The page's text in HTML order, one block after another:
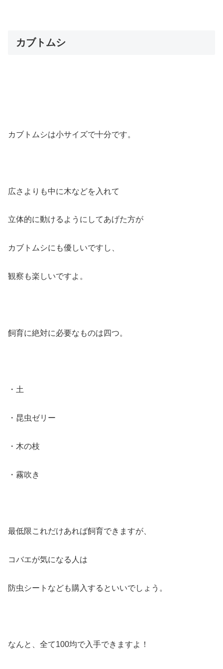
カブトムシ
カブトムシは小サイズで十分です。
広さよりも中に木などを入れて
立体的に動けるようにしてあげた方が
カブトムシにも優しいですし、
観察も楽しいですよ。
飼育に絶対に必要なものは四つ。
・土
・昆虫ゼリー
・木の枝
・霧吹き
最低限これだけあれば飼育できますが、
コバエが気になる人は
防虫シートなども購入するといいでしょう。
なんと、全て100均で入手できますよ！